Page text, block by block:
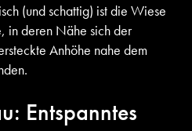
(und schattig) ist die Wiese
in deren Nähe sich der
Anhöhe nahe dem
Entspanntes